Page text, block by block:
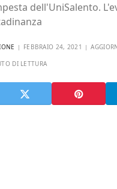
dell'UniSalento.
FEBBRAIO 24, 2021
DI LETTURA